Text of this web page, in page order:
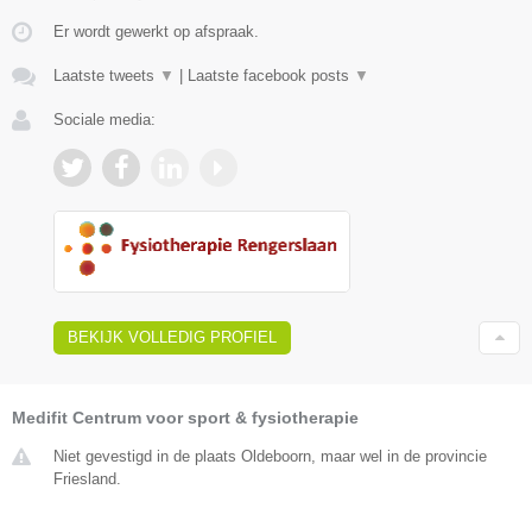
Er wordt gewerkt op afspraak.
Laatste tweets ▼ Laatste facebook posts ▼
Sociale media:
BEKIJK VOLLEDIG PROFIEL
Medifit Centrum voor sport & fysiotherapie
Niet gevestigd in de plaats Oldeboorn, maar wel in de provincie
Friesland.